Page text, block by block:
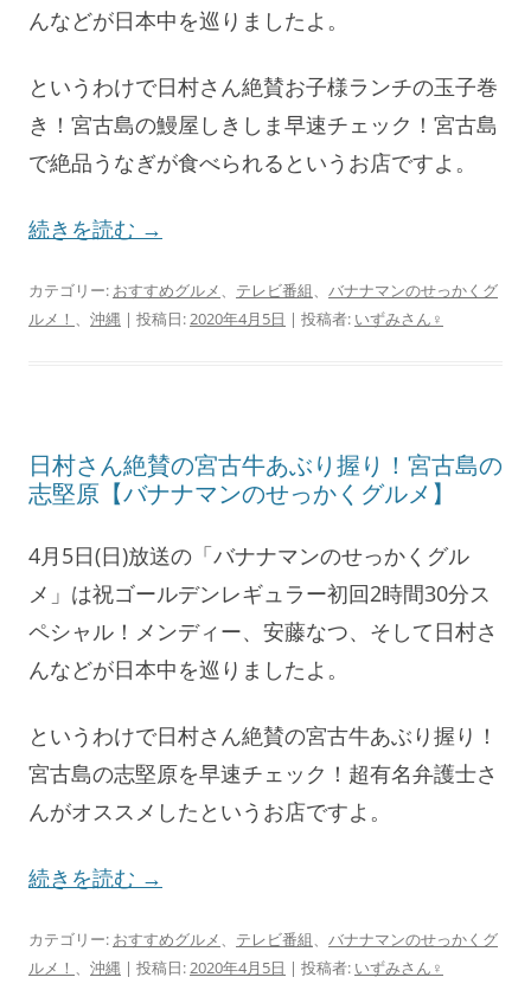
んなどが日本中を巡りましたよ。
というわけで日村さん絶賛お子様ランチの玉子巻
き！宮古島の鰻屋しきしま早速チェック！宮古島
で絶品うなぎが食べられるというお店ですよ。
続きを読む →
カテゴリー: おすすめグルメ、 テレビ番組、 バナナマンのせっかくグ
ルメ！ 、 沖縄 | 投稿日:2020年4月5日 | 投稿者: いずみさん♀
日村さん絶賛の宮古牛あぶり握り！宮古島の
志堅原【バナナマンのせっかくグルメ】
4月5日(日)放送の「バナナマンのせっかくグル
メ」は祝ゴールデンレギュラー初回2時間30分ス
ペシャル！メンディー、安藤なつ、そして日村さ
んなどが日本中を巡りましたよ。
というわけで日村さん絶賛の宮古牛あぶり握り！
宮古島の志堅原を早速チェック！超有名弁護士さ
んがオススメしたというお店ですよ。
続きを読む →
カテゴリー: おすすめグルメ、 テレビ番組、 バナナマンのせっかくグ
ルメ！ 、 沖縄 | 投稿日:2020年4月5日 | 投稿者: いずみさん♀